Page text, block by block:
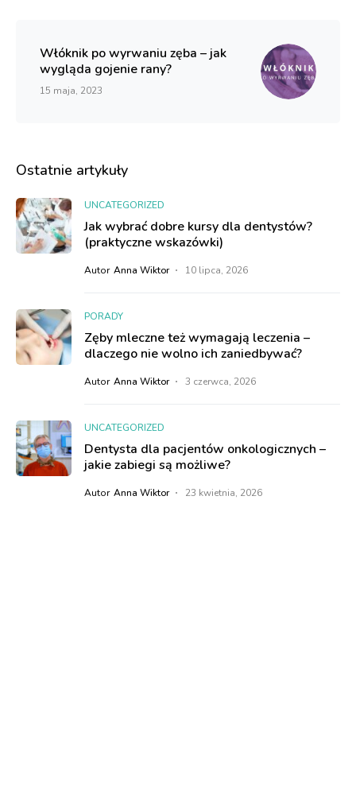
Włóknik po wyrwaniu zęba – jak
wygląda gojenie rany?
15 maja, 2023
Ostatnie artykuły
UNCATEGORIZED
Jak wybrać dobre kursy dla dentystów?
(praktyczne wskazówki)
Autor Anna Wiktor 10 lipca, 2026
PORADY
Zęby mleczne też wymagają leczenia –
dlaczego nie wolno ich zaniedbywać?
Autor Anna Wiktor 3 czerwca, 2026
UNCATEGORIZED
Dentysta dla pacjentów onkologicznych –
jakie zabiegi są możliwe?
Autor Anna Wiktor 23 kwietnia, 2026